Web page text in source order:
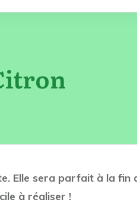
Elle sera parfait à la fin
à réaliser !